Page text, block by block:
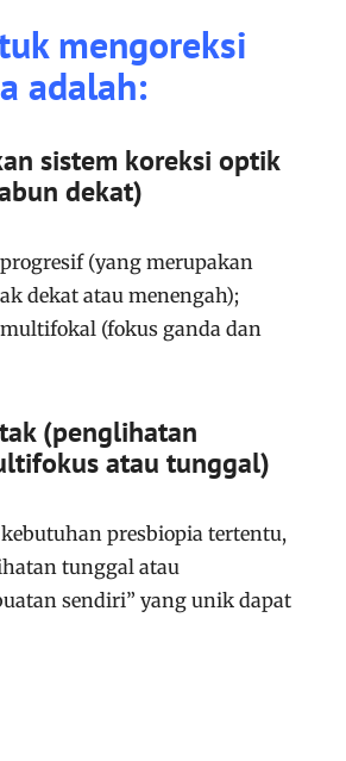
mengoreksi
adalah:
sistem koreksi optik
dekat)
(yang merupakan
dekat atau menengah);
(fokus ganda dan
(penglihatan
atau tunggal)
presbiopia tertentu,
tunggal atau
sendiri” yang unik dapat